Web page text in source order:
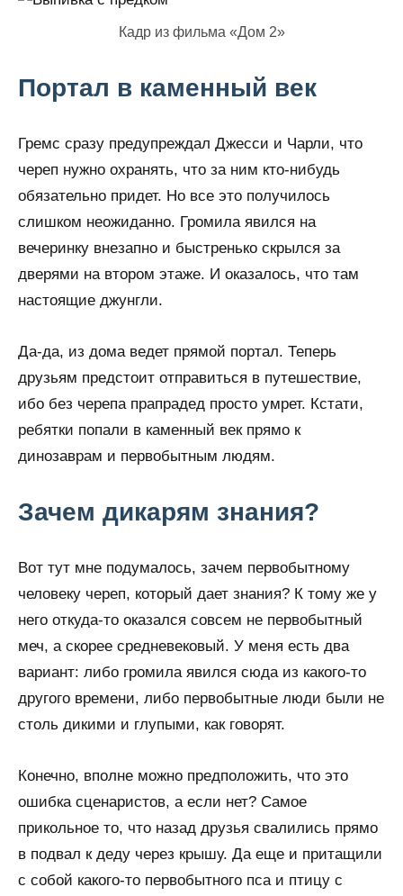
Кадр из фильма «Дом 2»
Портал в каменный век
Гремс сразу предупреждал Джесси и Чарли, что
череп нужно охранять, что за ним кто-нибудь
обязательно придет. Но все это получилось
слишком неожиданно. Громила явился на
вечеринку внезапно и быстренько скрылся за
дверями на втором этаже. И оказалось, что там
настоящие джунгли.
Да-да, из дома ведет прямой портал. Теперь
друзьям предстоит отправиться в путешествие,
ибо без черепа прапрадед просто умрет. Кстати,
ребятки попали в каменный век прямо к
динозаврам и первобытным людям.
Зачем дикарям знания?
Вот тут мне подумалось, зачем первобытному
человеку череп, который дает знания? К тому же у
него откуда-то оказался совсем не первобытный
меч, а скорее средневековый. У меня есть два
вариант: либо громила явился сюда из какого-то
другого времени, либо первобытные люди были не
столь дикими и глупыми, как говорят.
Конечно, вполне можно предположить, что это
ошибка сценаристов, а если нет? Самое
прикольное то, что назад друзья свалились прямо
в подвал к деду через крышу. Да еще и притащили
с собой какого-то первобытного пса и птицу с